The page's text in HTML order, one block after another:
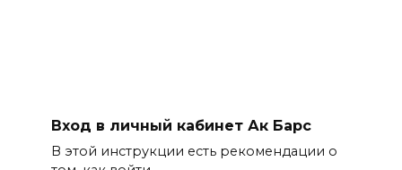
Вход в личный кабинет Ак Барс
В этой инструкции есть рекомендации о